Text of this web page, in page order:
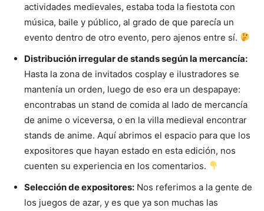
actividades medievales, estaba toda la fiestota con
música, baile y público, al grado de que parecía un
evento dentro de otro evento, pero ajenos entre sí.
Distribución irregular de stands según la mercancía:
Hasta la zona de invitados cosplay e ilustradores se
mantenía un orden, luego de eso era un despapaye:
encontrabas un stand de comida al lado de mercancía
de anime o viceversa, o en la villa medieval encontrar
stands de anime. Aquí abrimos el espacio para que los
expositores que hayan estado en esta edición, nos
cuenten su experiencia en los comentarios.
Selección de expositores: Nos referimos a la gente de
los juegos de azar, y es que ya son muchas las